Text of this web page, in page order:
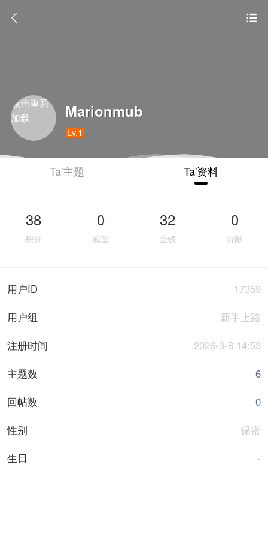
点击重新
加载
Marionmub
Lv.1
Ta'主题 Ta'资料
38
积分
0
威望
32
金钱
0
贡献
用户ID
17359
用户组
新手上路
注册时间
2026-3-8 14:53
主题数
6
回帖数
0
性别
保密
生日
-